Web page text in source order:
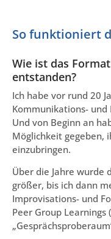
So funktioniert
Wie ist das
entstanden?
Ich habe vor rund 20
Kommunikations-
Und von Beginn an
Möglichkeit gegeben,
einzubringen.
Über die Jahre wurde
größer, bis ich dann
Improvisations- und
Peer Group